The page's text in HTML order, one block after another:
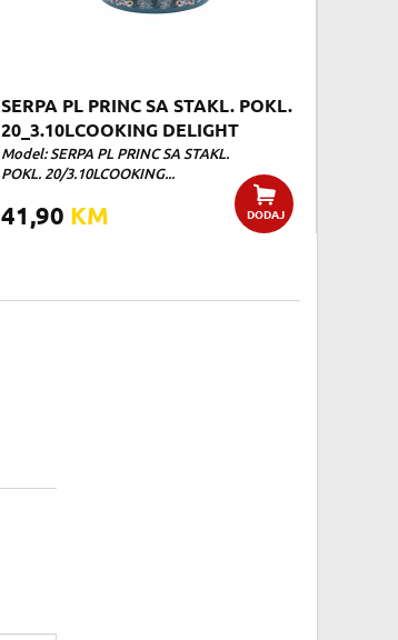
SERPA PL PRINC SA STAKL. POKL.
20_3.10LCOOKING DELIGHT
Model: SERPA PL PRINC SA STAKL.
POKL. 20/3.10LCOOKING...
41,90 KM DODAJ